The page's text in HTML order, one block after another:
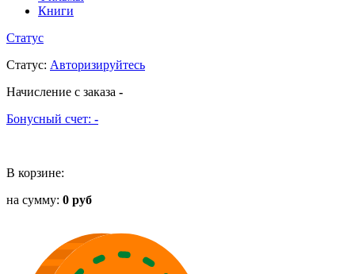
Книги
Статус
Статус: Авторизируйтесь
Начисление с заказа -
Бонусный счет: -
В корзине:
на сумму: 0 руб